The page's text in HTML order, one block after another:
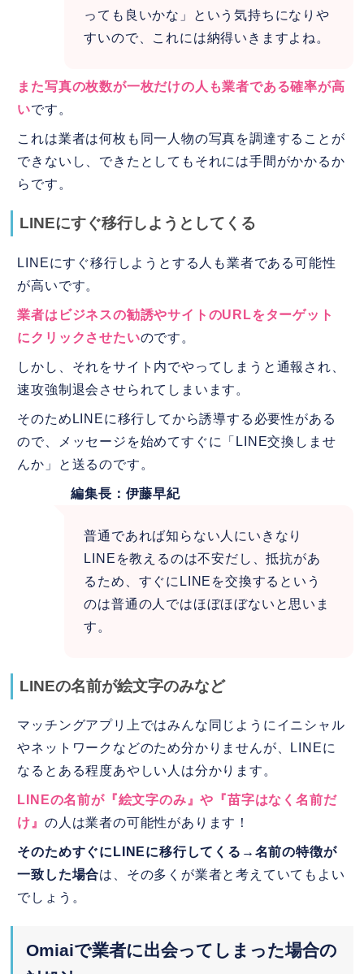
っても良いかな」という気持ちになりや
すいので、これには納得いきますよね。
また写真の枚数が一枚だけの人も業者である確率が高
いです。
これは業者は何枚も同一人物の写真を調達することが
できないし、できたとしてもそれには手間がかかるか
らです。
LINEにすぐ移行しようとしてくる
LINEにすぐ移行しようとする人も業者である可能性
が高いです。
業者はビジネスの勧誘やサイトのURLをターゲット
にクリックさせたいのです。
しかし、それをサイト内でやってしまうと通報され、
速攻強制退会させられてしまいます。
そのためLINEに移行してから誘導する必要性がある
ので、メッセージを始めてすぐに「LINE交換しませ
んか」と送るのです。
編集長：伊藤早紀
普通であれば知らない人にいきなり
LINEを教えるのは不安だし、抵抗があ
るため、すぐにLINEを交換するという
のは普通の人ではほぼほぼないと思いま
す。
LINEの名前が絵文字のみなど
マッチングアプリ上ではみんな同じようにイニシャル
やネットワークなどのため分かりませんが、LINEに
なるとある程度あやしい人は分かります。
LINEの名前が『絵文字のみ』や『苗字はなく名前だ
け』の人は業者の可能性があります！
そのためすぐにLINEに移行してくる→名前の特徴が
一致した場合は、その多くが業者と考えていてもよい
でしょう。
Omiaiで業者に出会ってしまった場合の